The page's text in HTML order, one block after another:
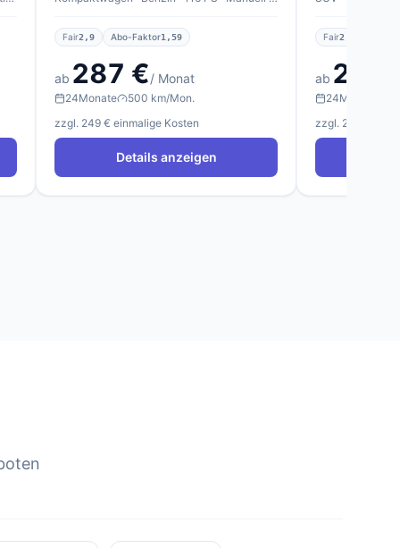
Fair2,9 Abo-Faktor1,59
ab 287 €/ Monat
24Monate
500 km/Mon.
zzgl. 249 € einmalige Kosten
Details anzeigen
Fair2,3
ab 287
24Monate
zzgl. 249 €